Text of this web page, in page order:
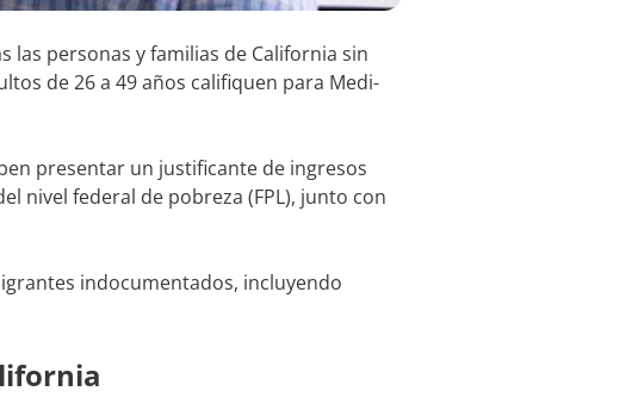
las personas y familias de California sin
de 26 a 49 años califiquen para Medi-
presentar un justificante de ingresos
nivel federal de pobreza (FPL), junto con
indocumentados, incluyendo